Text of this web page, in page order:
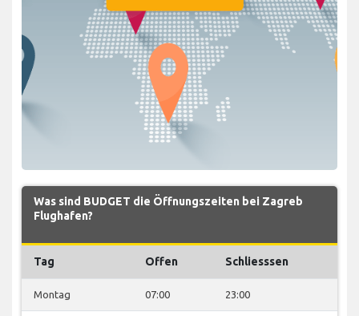
Was sind BUDGET die Öffnungszeiten bei Zagreb
Flughafen?
Tag Offen Schliesssen
Montag 07:00 23:00